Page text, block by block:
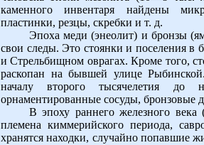
каменного инвентаря найдены
пластинки, резцы, скребки и т. д.
Эпоха меди (энеолит) и бронзы
свои следы. Это стоянки и поселения
и Стрельбищном оврагах. Кроме того,
раскопан на бывшей улице
началу второго тысячелетия
орнаментированные сосуды, бронзовые
В эпоху раннего железного
племена киммерийского периода,
хранятся находки, случайно попавшие